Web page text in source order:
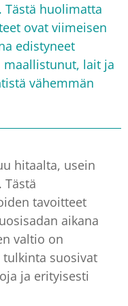
huolimatta
ovat viimeisen
edistyneet
maallistunut, lait ja
vähemmän
hitaalta, usein
tavoitteet
aikana
valtio on
suosivat
ja erityisesti